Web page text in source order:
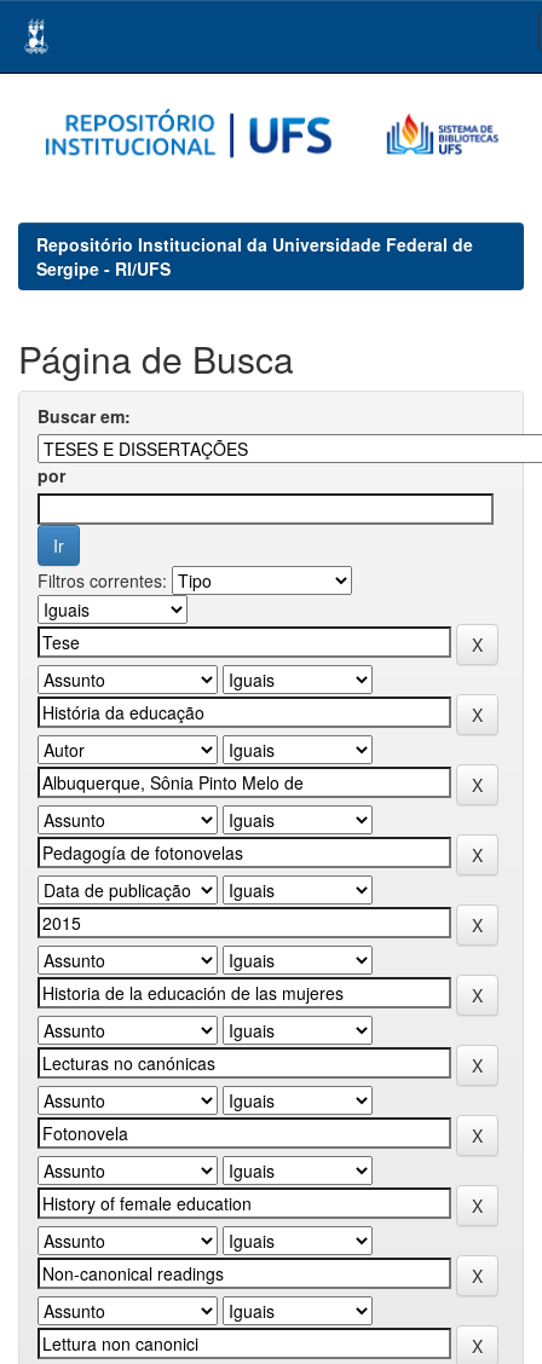
navigation
Repositório Institucional da Universidade Federal de
Sergipe - RI/UFS
Página de Busca
Buscar em:
por
Filtros correntes: